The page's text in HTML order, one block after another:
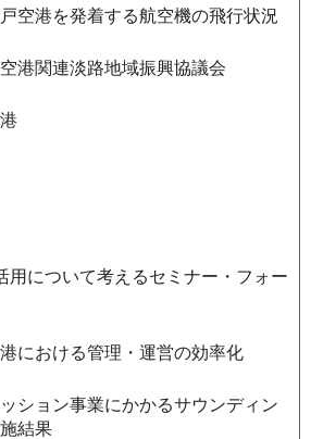
空港を発着する航空機の飛行状況
港関連淡路地域振興協議会
用について考えるセミナー・フォー
における管理・運営の効率化
ション事業にかかるサウンディン
結果